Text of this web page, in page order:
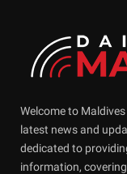
Welcome to
latest news and
dedicated to
information,